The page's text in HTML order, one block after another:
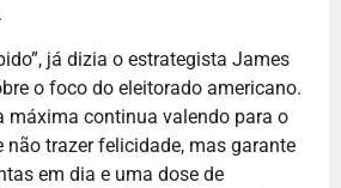
já dizia o estrategista James
o foco do eleitorado americano.
máxima continua valendo para o
não trazer felicidade, mas garante
em dia e uma dose de